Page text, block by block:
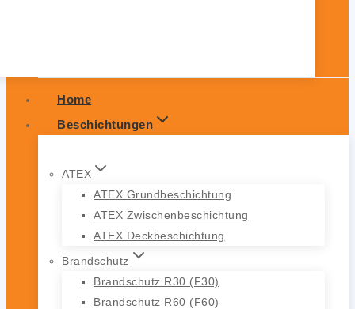
Home
Beschichtungen
ATEX
ATEX Grundbeschichtung
ATEX Zwischenbeschichtung
ATEX Deckbeschichtung
Brandschutz
Brandschutz R30 (F30)
Brandschutz R60 (F60)